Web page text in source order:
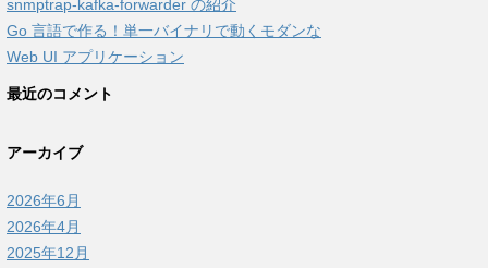
snmptrap-kafka-forwarder の紹介
Go 言語で作る！単一バイナリで動くモダンな
Web UI アプリケーション
最近のコメント
アーカイブ
2026年6月
2026年4月
2025年12月